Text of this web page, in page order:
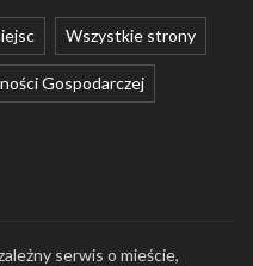
Wszystkie strony
Gospodarczej
serwis o mieście,